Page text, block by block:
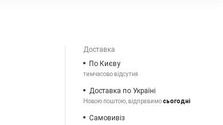
Доставка
По Києву
тимчасово відсутня
Доставка по Україні
Новою поштою, відправимосьогодні
Самовивіз